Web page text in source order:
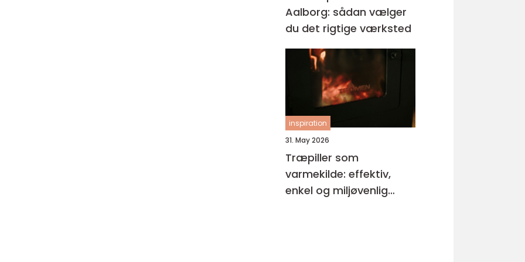
Aalborg: sådan vælger
du det rigtige værksted
inspiration
31. May 2026
Træpiller som
varmekilde: effektiv,
enkel og miljøvenlig